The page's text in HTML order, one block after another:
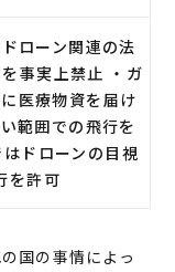
ローン関連の法
事実上禁止 ・ガ
医療物資を届け
範囲での飛行を
ドローンの目視
を許可
国の事情によっ